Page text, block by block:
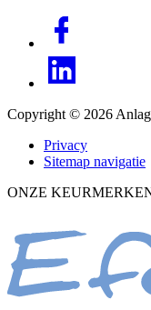
Copyright © 2026
Privacy
Sitemap navigatie
ONZE